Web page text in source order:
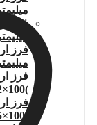
میلیمتر
میلیمتر
فرز
)100×1.2میلیمتر
فرز
)100×1.5میلیمتر